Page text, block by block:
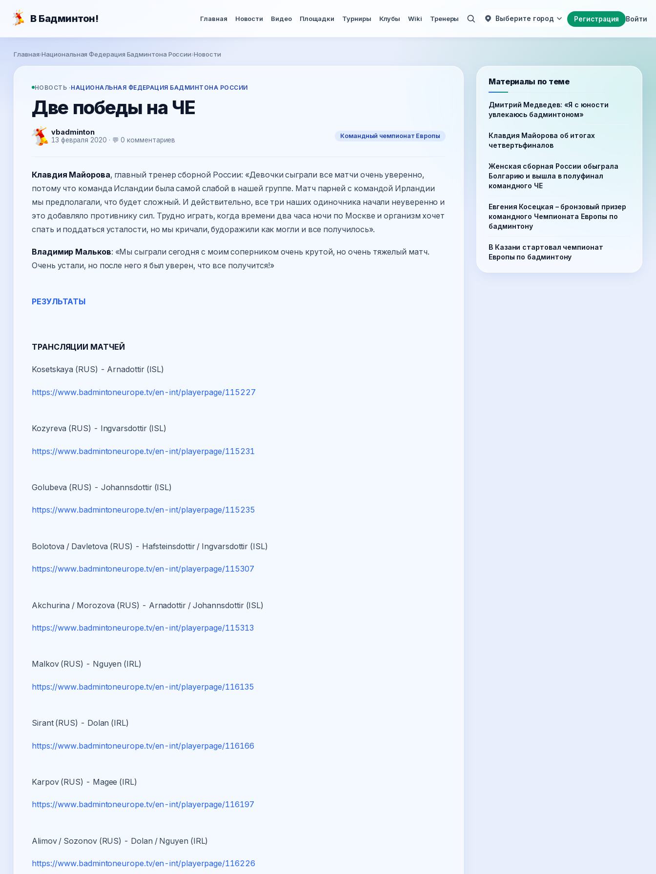
В Бадминтон! Главная Новости Видео Площадки Турниры Клубы Wiki Тренеры Регистрация Войти
Выберите город
Вы здесь
Главная›Национальная Федерация Бадминтона России›Новости
НОВОСТЬ ·НАЦИОНАЛЬНАЯ ФЕДЕРАЦИЯ БАДМИНТОНА РОССИИ
Две победы на ЧЕ
vbadminton
13 февраля 2020 · 💬 0 комментариев
Командный чемпионат Европы
Клавдия Майорова, главный тренер сборной России: «Девочки сыграли все матчи очень уверенно,
потому что команда Исландии была самой слабой в нашей группе. Матч парней с командой Ирландии
мы предполагали, что будет сложный. И действительно, все три наших одиночника начали неуверенно и
это добавляло противнику сил. Трудно играть, когда времени два часа ночи по Москве и организм хочет
спать и поддаться усталости, но мы кричали, будоражили как могли и все получилось».
Владимир Мальков: «Мы сыграли сегодня с моим соперником очень крутой, но очень тяжелый матч.
Очень устали, но после него я был уверен, что все получится!»
РЕЗУЛЬТАТЫ
ТРАНСЛЯЦИИ МАТЧЕЙ
Kosetskaya (RUS) - Arnadottir (ISL)
https://www.badmintoneurope.tv/en-int/playerpage/115227
Kozyreva (RUS) - Ingvarsdottir (ISL)
https://www.badmintoneurope.tv/en-int/playerpage/115231
Golubeva (RUS) - Johannsdottir (ISL)
https://www.badmintoneurope.tv/en-int/playerpage/115235
Bolotova / Davletova (RUS) - Hafsteinsdottir / Ingvarsdottir (ISL)
https://www.badmintoneurope.tv/en-int/playerpage/115307
Akchurina / Morozova (RUS) - Arnadottir / Johannsdottir (ISL)
https://www.badmintoneurope.tv/en-int/playerpage/115313
Malkov (RUS) - Nguyen (IRL)
https://www.badmintoneurope.tv/en-int/playerpage/116135
Sirant (RUS) - Dolan (IRL)
https://www.badmintoneurope.tv/en-int/playerpage/116166
Karpov (RUS) - Magee (IRL)
https://www.badmintoneurope.tv/en-int/playerpage/116197
Alimov / Sozonov (RUS) - Dolan / Nguyen (IRL)
https://www.badmintoneurope.tv/en-int/playerpage/116226
Материалы по теме
Дмитрий Медведев: «Я с юности
увлекаюсь бадминтоном»
Клавдия Майорова об итогах
четвертьфиналов
Женская сборная России обыграла
Болгарию и вышла в полуфинал
командного ЧЕ
Евгения Косецкая – бронзовый призер
командного Чемпионата Европы по
бадминтону
В Казани стартовал чемпионат
Европы по бадминтону